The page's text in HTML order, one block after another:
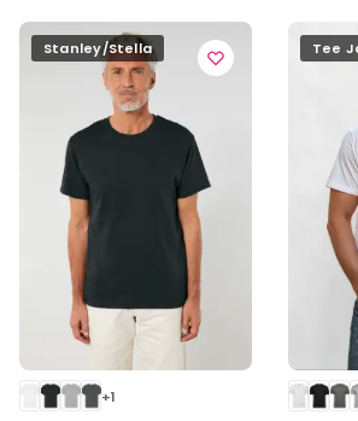
variaties.
Deze
gekozen
worden
productpagina
Deze
worden
Stanley/Stella
+1
Tee